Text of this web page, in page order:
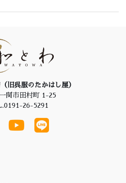
旧呉服のたかはし屋）
関市田村町 1-25
26-5291